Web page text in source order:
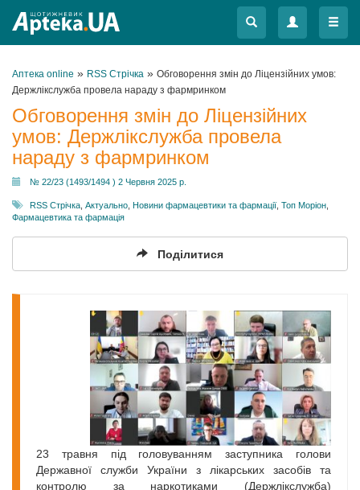
Меню
Меню
Аптека online » RSS Стрічка » Обговорення змін до Ліцензійних умов:
Держлікслужба провела нараду з фармринком
Обговорення змін до Ліцензійних
умов: Держлікслужба провела
нараду з фармринком
№ 22/23 (1493/1494 ) 2 Червня 2025 р.
RSS Стрічка Актуально Новини фармацевтики та фармації Топ Моріон
Фармацевтика та фармація
Поділитися
23 травня під головуванням заступника голови
Державної служби України з лікарських засобів та
контролю за наркотиками (Держлікслужба)